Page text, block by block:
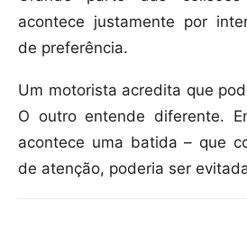
acontece justamente por
de preferência.
Um motorista acredita que
O outro entende diferente.
acontece uma batida – que
de atenção, poderia ser